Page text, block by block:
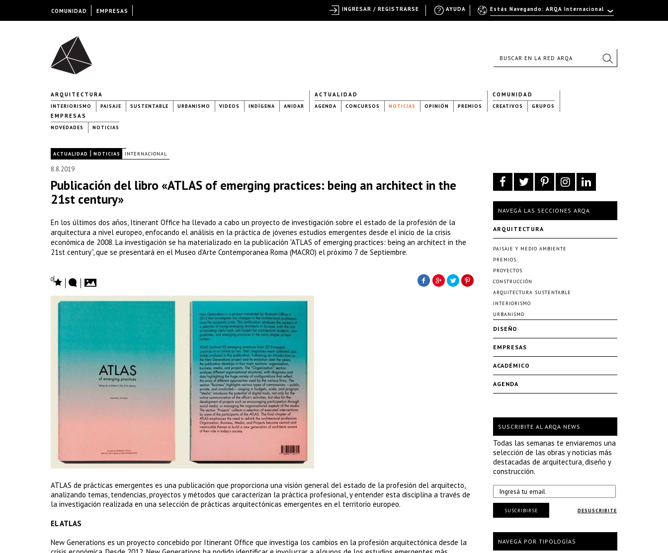
ARQUITECTURA
INTERIORISMO PAISAJE SUSTENTABLE URBANISMO VIDEOS INDÍGENA ANIDAR
ACTUALIDAD
AGENDA CONCURSOS NOTICIAS OPINIÓN PREMIOS
COMUNIDAD
CREATIVOS GRUPOS
EMPRESAS
NOVEDADES NOTICIAS
ACTUALIDAD | NOTICIAS INTERNACIONAL
8.8.2019
Publicación del libro «ATLAS of emerging practices: being an architect in the
21st century»
En los últimos dos años, Itinerant Office ha llevado a cabo un proyecto de investigación sobre el estado de la profesión de la
arquitectura a nivel europeo, enfocando el análisis en la práctica de jóvenes estudios emergentes desde el inicio de la crisis
económica de 2008. La investigación se ha materializado en la publicación “ATLAS of emerging practices: being an architect in the
21st century”, que se presentará en el Museo d’Arte Contemporanea Roma (MACRO) el próximo 7 de Septiembre.
0
ATLAS de prácticas emergentes es una publicación que proporciona una visión general del estado de la profesión del arquitecto,
analizando temas, tendencias, proyectos y métodos que caracterizan la práctica profesional, y entender esta disciplina a través de
la investigación realizada en una selección de prácticas arquitectónicas emergentes en el territorio europeo.
EL ATLAS
New Generations es un proyecto concebido por Itinerant Office que investiga los cambios en la profesión arquitectónica desde la
NAVEGÁ LAS SECCIONES ARQA
ARQUITECTURA
PAISAJE Y MEDIO AMBIENTE
PREMIOS
PROYECTOS
CONSTRUCCIÓN
ARQUITECTURA SUSTENTABLE
INTERIORISMO
URBANISMO
DISEÑO
EMPRESAS
ACADÉMICO
AGENDA
SUSCRIBITE AL ARQA NEWS
Todas las semanas te enviaremos una
selección de las obras y noticias más
destacadas de arquitectura, diseño y
construcción.
DESUSCRIBITE
SUSCRIBIRSE
NAVEGÁ POR TIPOLOGÍAS
COMUNIDAD EMPRESAS Estás Navegando: ARQA Internacional
AYUDA
INGRESAR / REGISTRARSE